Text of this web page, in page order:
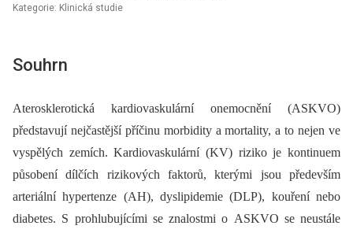
Kategorie: Klinická studie
Souhrn
Aterosklerotická kardiovaskulární onemocnění (ASKVO)
představují nejčastější příčinu morbidity a mortality, a to nejen ve
vyspělých zemích. Kardiovaskulární (KV) riziko je kontinuem
působení dílčích rizikových faktorů, kterými jsou především
arteriální hypertenze (AH), dyslipidemie (DLP), kouření nebo
diabetes. S prohlubujícími se znalostmi o ASKVO se neustále